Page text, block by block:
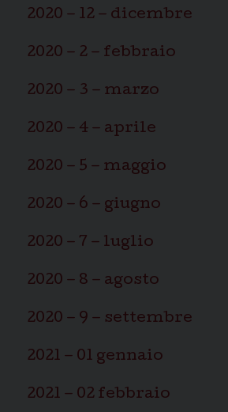
2020 – 12 – dicembre
2020 – 2 – febbraio
2020 – 3 – marzo
2020 – 4 – aprile
2020 – 5 – maggio
2020 – 6 – giugno
2020 – 7 – luglio
2020 – 8 – agosto
2020 – 9 – settembre
2021 – 01 gennaio
2021 – 02 febbraio